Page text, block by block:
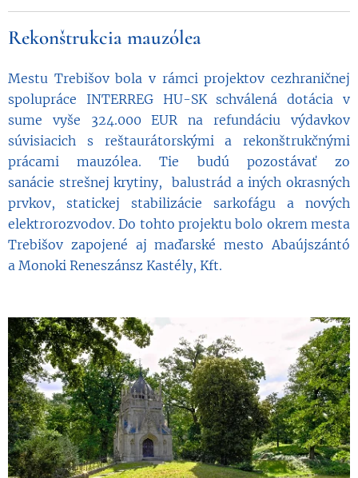
Rekonštrukcia mauzólea
Mestu Trebišov bola v rámci projektov cezhraničnej
spolupráce INTERREG HU-SK schválená dotácia v
sume vyše 324.000 EUR na refundáciu výdavkov
súvisiacich s reštaurátorskými a rekonštrukčnými
prácami mauzólea. Tie budú pozostávať zo
sanácie strešnej krytiny, balustrád a iných okrasných
prvkov, statickej stabilizácie sarkofágu a nových
elektrorozvodov. Do tohto projektu bolo okrem mesta
Trebišov zapojené aj maďarské mesto Abaújszántó
a Monoki Reneszánsz Kastély, Kft.